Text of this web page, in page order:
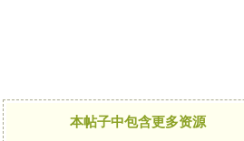
本帖子中包含更多资源